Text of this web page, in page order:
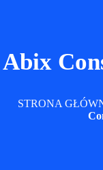
Abix
STRONA